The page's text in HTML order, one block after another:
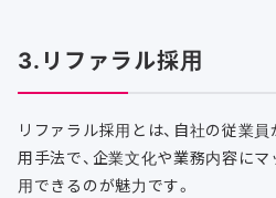
3.リファラル採用
リファラル採用とは、自社の従業
用手法で、企業文化や業務内容に
用できるのが魅力です。